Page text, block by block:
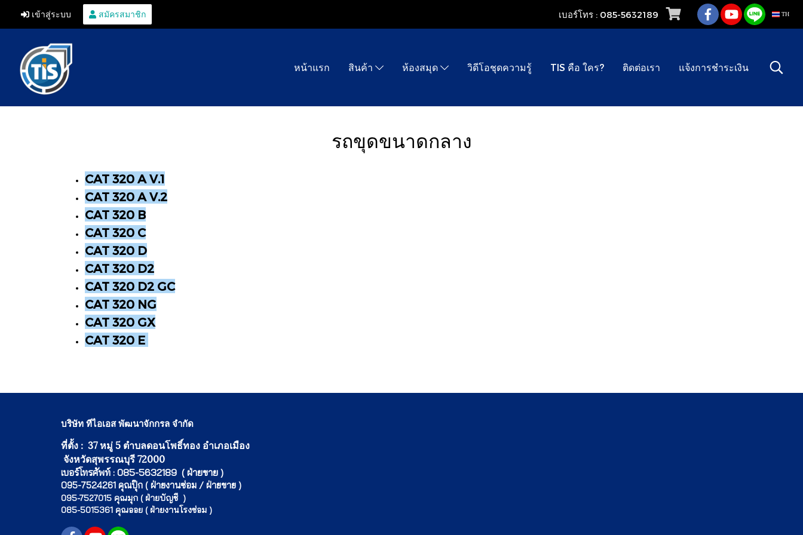
เข้าสู่ระบบ สมัครสมาชิก เบอร์โทร : 085-5632189 TH
หน้าแรก สินค้า ห้องสมุด วิดีโอชุดความรู้ TIS คือ ใคร? ติดต่อเรา แจ้งการชำระเงิน
รถขุดขนาดกลาง
CAT 320 A V.1
CAT 320 A V.2
CAT 320 B
CAT 320 C
CAT 320 D
CAT 320 D2
CAT 320 D2 GC
CAT 320 NG
CAT 320 GX
CAT 320 E
บริษัท ทีไอเอส พัฒนาจักกรล จำกัด
ที่ตั้ง : 37 หมู่ 5 ตำบลดอนโพธิ์ทอง อำเภอเมือง
จังหวัดสุพรรณบุรี 72000
เบอร์โทรศัพท์ : 085-5632189 ( ฝ่ายขาย )
095-7524261 คุณปุ๊ก ( ฝ่ายงานซ่อม / ฝ่ายขาย )
095-7527015 คุณมุก ( ฝ่ายบัญชี )
085-5015361 คุณออย ( ฝ่ายงานโรงซ่อม )